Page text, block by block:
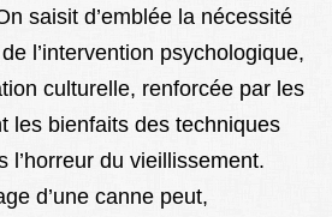
saisit d’emblée la nécessité
l’intervention psychologique,
culturelle, renforcée par les
les bienfaits des techniques
l’horreur du vieillissement.
d’une canne peut,